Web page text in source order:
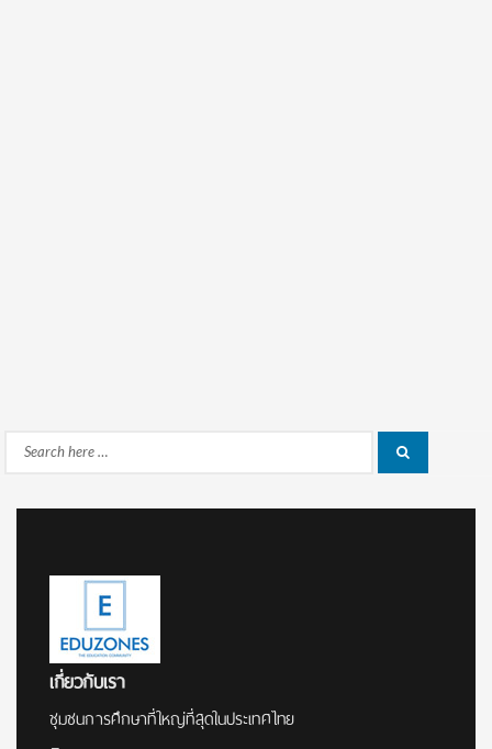
Search
เกี่ยวกับเรา
ชุมชนการศึกษาที่ใหญ่ที่สุดในประเทศไทย